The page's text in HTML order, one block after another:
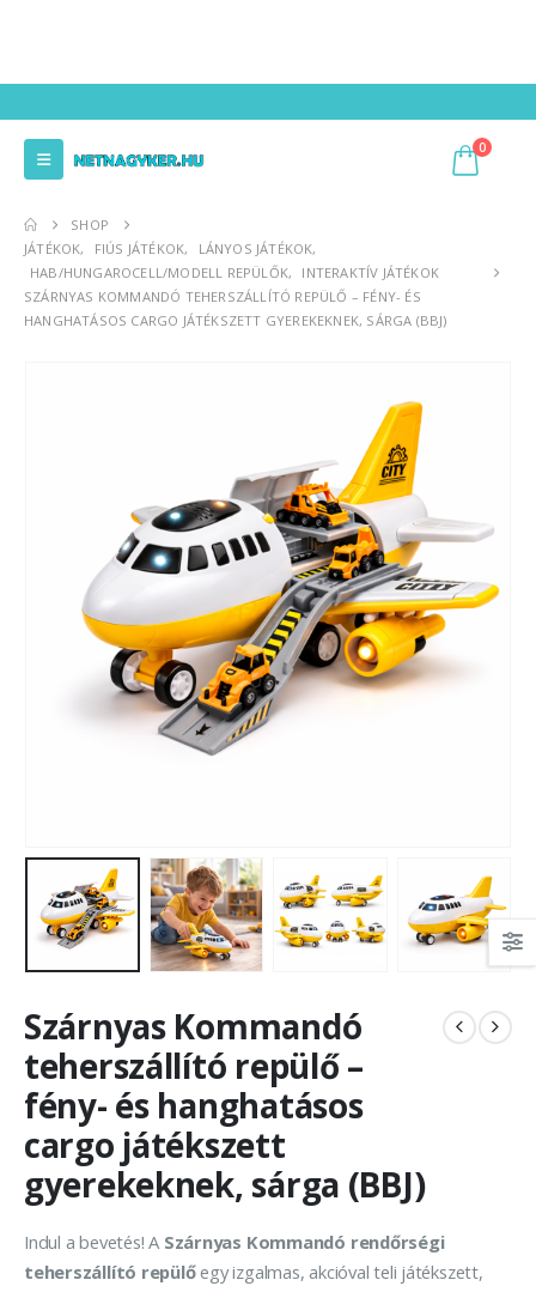
0
SHOP
JÁTÉKOK, FIÚS JÁTÉKOK, LÁNYOS JÁTÉKOK,
HAB/HUNGAROCELL/MODELL REPÜLŐK,
INTERAKTÍV JÁTÉKOK
SZÁRNYAS KOMMANDÓ TEHERSZÁLLÍTÓ REPÜLŐ – FÉNY- ÉS
HANGHATÁSOS CARGO JÁTÉKSZETT GYEREKEKNEK, SÁRGA (BBJ)
Szárnyas Kommandó
teherszállító repülő –
fény- és hanghatásos
cargo játékszett
gyerekeknek, sárga (BBJ)
Indul a bevetés! A Szárnyas Kommandó rendőrségi
teherszállító repülőegy izgalmas, akcióval teli játékszett,